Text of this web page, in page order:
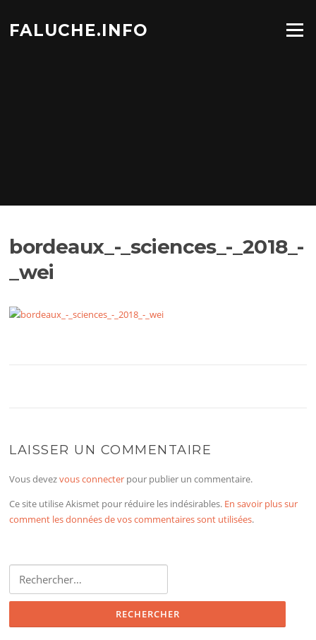
contenu
FALUCHE.INFO Menu
bordeaux_-_sciences_-_2018_-
_wei
LAISSER UN COMMENTAIRE
Vous devezvous connecter pour publier un commentaire.
Ce site utilise Akismet pour réduire les indésirables. En savoir plus sur
comment les données de vos commentaires sont utilisées.